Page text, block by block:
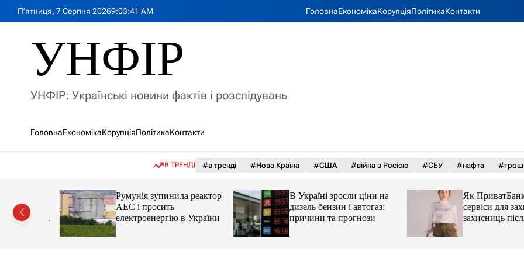
П’ятниця, 7 Серпня 20269:03:43 AM ГоловнаЕкономікаКорупціяПолітикаКонтакти
УНФІР
УНФІР: Українські новини фактів і розслідувань
ГоловнаЕкономікаКорупціяПолітикаКонтакти
В ТРЕНДІ #в тренді #Нова Країна #США #війна з Росією #СБУ #нафта
цін і
Румунія зупинила реактор
АЕС і просить
електроенергію в України
В Україні зросли ціни на
дизель бензин і автогаз:
причини та прогнози
Як ПриватБанк
сервіси для
захисниць після